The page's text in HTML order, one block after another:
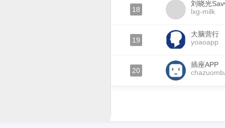
18
刘晓光
lxg-milk
19
大脑营行
yoaoapp
20
插座APP